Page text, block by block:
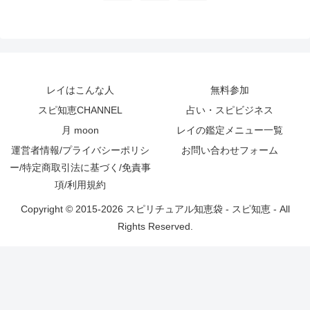
レイはこんな人
無料参加
スピ知恵CHANNEL
占い・スピビジネス
月 moon
レイの鑑定メニュー一覧
運営者情報/プライバシーポリシ
ー/特定商取引法に基づく/免責事
項/利用規約
お問い合わせフォーム
Copyright © 2015-2026 スピリチュアル知恵袋 - スピ知恵 - All
Rights Reserved.